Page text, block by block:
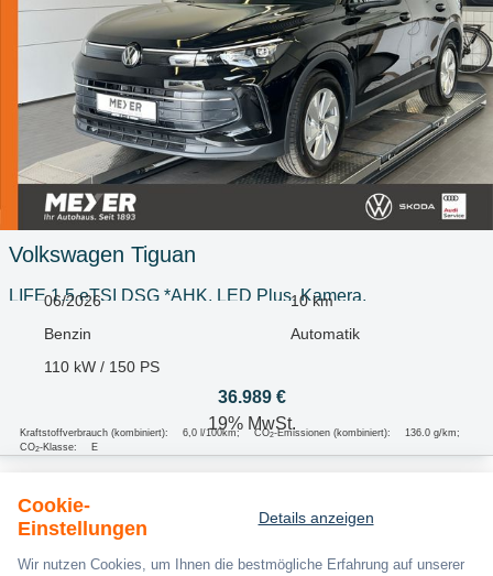
Volkswagen Tiguan
LIFE 1.5 eTSI DSG *AHK, LED Plus, Kamera,
06/2026
10 km
Benzin
Automatik
110 kW / 150 PS
36.989 €
19% MwSt.
Kraftstoffverbrauch (kombiniert): 6,0 l/100km; CO2-Emissionen (kombiniert): 136.0 g/km;
CO2-Klasse: E
Cookie-
Einstellungen
Details anzeigen
Wir nutzen Cookies, um Ihnen die bestmögliche Erfahrung auf unserer